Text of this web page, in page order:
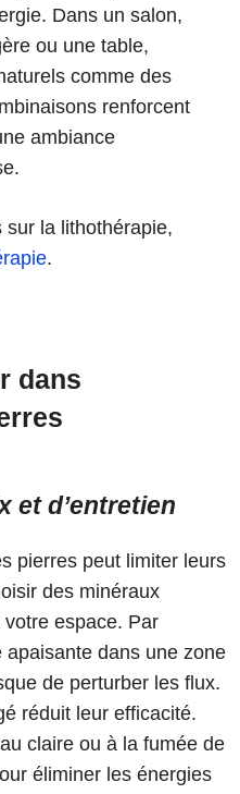
Dans un salon,
ou une table,
comme des
renforcent
ambiance
sur la lithothérapie,
.
dans
et d’entretien
pierres peut limiter leurs
des minéraux
espace. Par
dans une zone
de perturber les flux.
réduit leur efficacité.
claire ou à la fumée de
éliminer les énergies